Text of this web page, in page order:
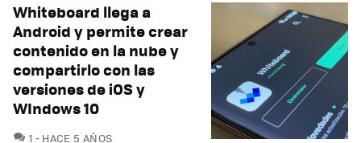
Whiteboard llega a
Android y permite crear
contenido en la nube y
compartirlo con las
versiones de iOS y
WIndows 10
1 COMENTARIOS
HACE 5 AÑOS